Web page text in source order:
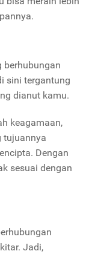
berhubungan
sini tergantung
dianut kamu.
keagamaan,
tujuannya
Dengan
sesuai dengan
Jadi,